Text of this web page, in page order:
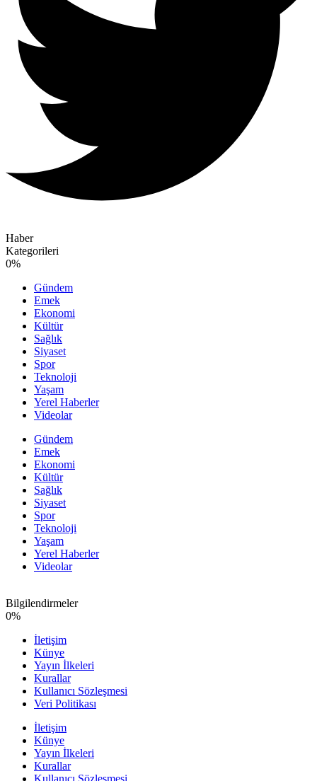
Haber
Kategorileri
0%
Gündem
Emek
Ekonomi
Kültür
Sağlık
Siyaset
Spor
Teknoloji
Yaşam
Yerel Haberler
Videolar
Gündem
Emek
Ekonomi
Kültür
Sağlık
Siyaset
Spor
Teknoloji
Yaşam
Yerel Haberler
Videolar
Bilgilendirmeler
0%
İletişim
Künye
Yayın İlkeleri
Kurallar
Kullanıcı Sözleşmesi
Veri Politikası
İletişim
Künye
Yayın İlkeleri
Kurallar